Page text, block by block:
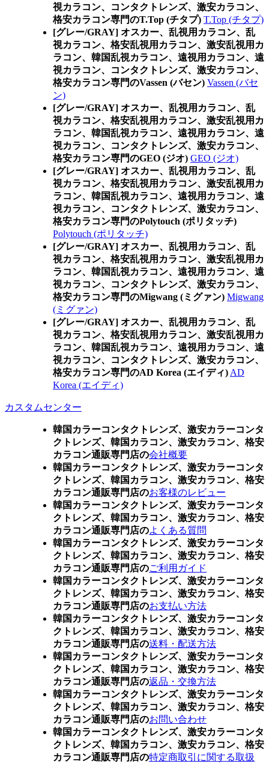
視カラコン、コンタクトレンズ、激安カラコン、
格安カラコン専門のT.Top (チタプ) T.Top (チタプ)
[グレー/GRAY] オスカー、乱視用カラコン、乱
視カラコン、格安乱視用カラコン、激安乱視用カ
ラコン、韓国乱視カラコン、遠視用カラコン、遠
視カラコン、コンタクトレンズ、激安カラコン、
格安カラコン専門のVassen (バセン) Vassen (バセ
ン)
[グレー/GRAY] オスカー、乱視用カラコン、乱
視カラコン、格安乱視用カラコン、激安乱視用カ
ラコン、韓国乱視カラコン、遠視用カラコン、遠
視カラコン、コンタクトレンズ、激安カラコン、
格安カラコン専門のGEO (ジオ) GEO (ジオ)
[グレー/GRAY] オスカー、乱視用カラコン、乱
視カラコン、格安乱視用カラコン、激安乱視用カ
ラコン、韓国乱視カラコン、遠視用カラコン、遠
視カラコン、コンタクトレンズ、激安カラコン、
格安カラコン専門のPolytouch (ポリタッチ)
Polytouch (ポリタッチ)
[グレー/GRAY] オスカー、乱視用カラコン、乱
視カラコン、格安乱視用カラコン、激安乱視用カ
ラコン、韓国乱視カラコン、遠視用カラコン、遠
視カラコン、コンタクトレンズ、激安カラコン、
格安カラコン専門のMigwang (ミグァン) Migwang
(ミグァン)
[グレー/GRAY] オスカー、乱視用カラコン、乱
視カラコン、格安乱視用カラコン、激安乱視用カ
ラコン、韓国乱視カラコン、遠視用カラコン、遠
視カラコン、コンタクトレンズ、激安カラコン、
格安カラコン専門のAD Korea (エイディ) AD
Korea (エイディ)
カスタムセンター
韓国カラーコンタクトレンズ、激安カラーコンタ
クトレンズ、韓国カラコン、激安カラコン、格安
カラコン通販専門店の会社概要
韓国カラーコンタクトレンズ、激安カラーコンタ
クトレンズ、韓国カラコン、激安カラコン、格安
カラコン通販専門店のお客様のレビュー
韓国カラーコンタクトレンズ、激安カラーコンタ
クトレンズ、韓国カラコン、激安カラコン、格安
カラコン通販専門店のよくある質問
韓国カラーコンタクトレンズ、激安カラーコンタ
クトレンズ、韓国カラコン、激安カラコン、格安
カラコン通販専門店のご利用ガイド
韓国カラーコンタクトレンズ、激安カラーコンタ
クトレンズ、韓国カラコン、激安カラコン、格安
カラコン通販専門店のお支払い方法
韓国カラーコンタクトレンズ、激安カラーコンタ
クトレンズ、韓国カラコン、激安カラコン、格安
カラコン通販専門店の送料・配送方法
韓国カラーコンタクトレンズ、激安カラーコンタ
クトレンズ、韓国カラコン、激安カラコン、格安
カラコン通販専門店の返品・交換方法
韓国カラーコンタクトレンズ、激安カラーコンタ
クトレンズ、韓国カラコン、激安カラコン、格安
カラコン通販専門店のお問い合わせ
韓国カラーコンタクトレンズ、激安カラーコンタ
クトレンズ、韓国カラコン、激安カラコン、格安
カラコン通販専門店の特定商取引に関する取扱